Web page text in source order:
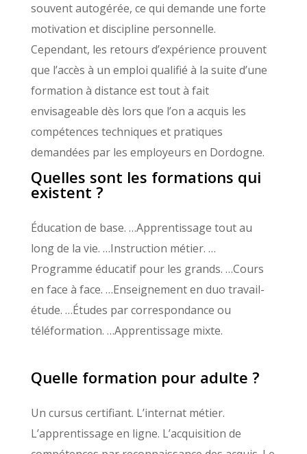
souvent autogérée, ce qui demande une forte
motivation et discipline personnelle.
Cependant, les retours d’expérience prouvent
que l’accès à un emploi qualifié à la suite d’une
formation à distance est tout à fait
envisageable dès lors que l’on a acquis les
compétences techniques et pratiques
demandées par les employeurs en Dordogne.
Quelles sont les formations qui
existent ?
Éducation de base. …Apprentissage tout au
long de la vie. …Instruction métier. …
Programme éducatif pour les grands. …Cours
en face à face. …Enseignement en duo travail-
étude. …Études par correspondance ou
téléformation. …Apprentissage mixte.
Quelle formation pour adulte ?
Un cursus certifiant. L’internat métier.
L’apprentissage en ligne. L’acquisition de